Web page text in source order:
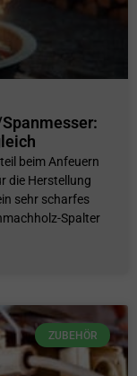
beim Anfeuern
die Herstellung
sehr scharfes
Spalter
ZUBEHÖR